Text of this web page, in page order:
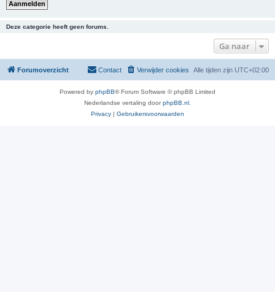
Deze categorie heeft geen forums.
Ga naar
Forumoverzicht Alle tijden zijn UTC+02:00
Verwijder cookies
Contact
Powered by phpBB® Forum Software © phpBB Limited
Nederlandse vertaling doorphpBB.nl
Privacy | Gebruikersvoorwaarden